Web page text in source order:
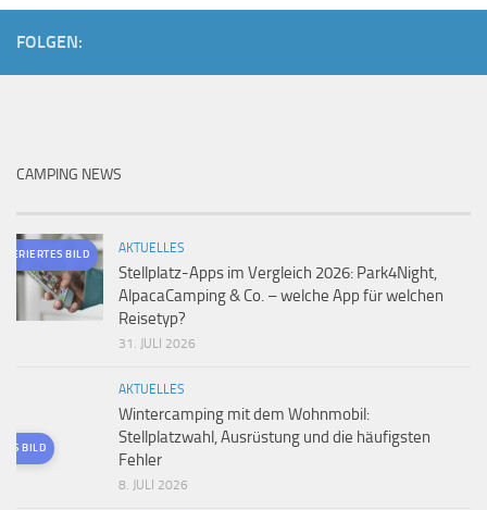
FOLGEN:
CAMPING NEWS
BILD AKTUELLES
Stellplatz-Apps im Vergleich 2026: Park4Night,
AlpacaCamping & Co. – welche App für welchen
Reisetyp?
31. JULI 2026
BILD
AKTUELLES
Wintercamping mit dem Wohnmobil:
Stellplatzwahl, Ausrüstung und die häufigsten
Fehler
8. JULI 2026